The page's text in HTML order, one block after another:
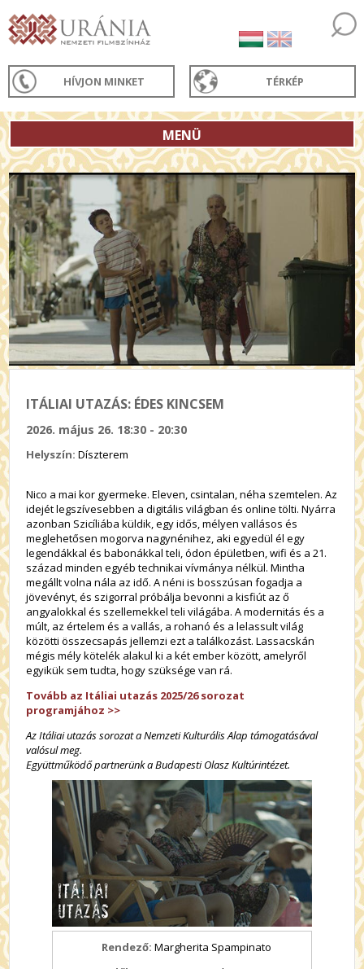
HÍVJON MINKET TÉRKÉP
MENÜ
ITÁLIAI UTAZÁS: ÉDES KINCSEM
2026. május 26. 18:30 - 20:30
Helyszín:Díszterem
Nico a mai kor gyermeke. Eleven, csintalan, néha szemtelen. Az
idejét legszívesebben a digitális világban és online tölti. Nyárra
azonban Szicíliába küldik, egy idős, mélyen vallásos és
meglehetősen mogorva nagynénihez, aki egyedül él egy
legendákkal és babonákkal teli, ódon épületben, wifi és a 21.
század minden egyéb technikai vívmánya nélkül. Mintha
megállt volna nála az idő. A néni is bosszúsan fogadja a
jövevényt, és szigorral próbálja bevonni a kisfiút az ő
angyalokkal és szellemekkel teli világába. A modernitás és a
múlt, az értelem és a vallás, a rohanó és a lelassult világ
közötti összecsapás jellemzi ezt a találkozást. Lassacskán
mégis mély kötelék alakul ki a két ember között, amelyről
egyikük sem tudta, hogy szüksége van rá.
Tovább az Itáliai utazás 2025/26 sorozat
programjához >>
Az Itáliai utazás sorozat a Nemzeti Kulturális Alap támogatásával
valósul meg.
Együttműködő partnerünk a Budapesti Olasz Kultúrintézet.
Rendező: Margherita Spampinato